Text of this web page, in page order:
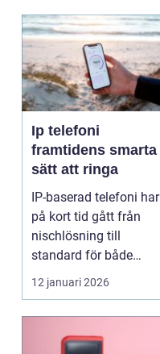
Ip telefoni
framtidens smarta
sätt att ringa
IP-baserad telefoni har
på kort tid gått från
nischlösning till
standard för både
företag och privat...
12 januari 2026